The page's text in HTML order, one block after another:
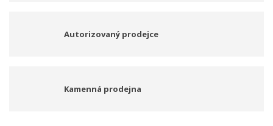
Autorizovaný prodejce
Kamenná prodejna